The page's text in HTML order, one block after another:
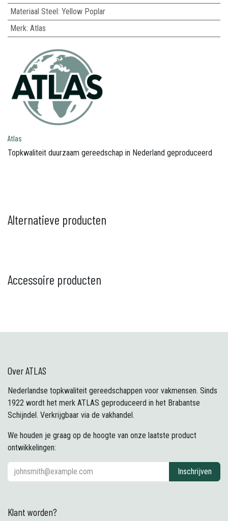
Materiaal Steel: Yellow Poplar
Merk: Atlas
Atlas
Topkwaliteit duurzaam gereedschap in Nederland geproduceerd
Alternatieve producten
Accessoire producten
Over ATLAS
Nederlandse topkwaliteit gereedschappen voor vakmensen. Sinds
1922 wordt het merk ATLAS geproduceerd in het Brabantse
Schijndel. Verkrijgbaar via de vakhandel.
We houden je graag op de hoogte van onze laatste product
ontwikkelingen:
Inschrijven
Klant worden?